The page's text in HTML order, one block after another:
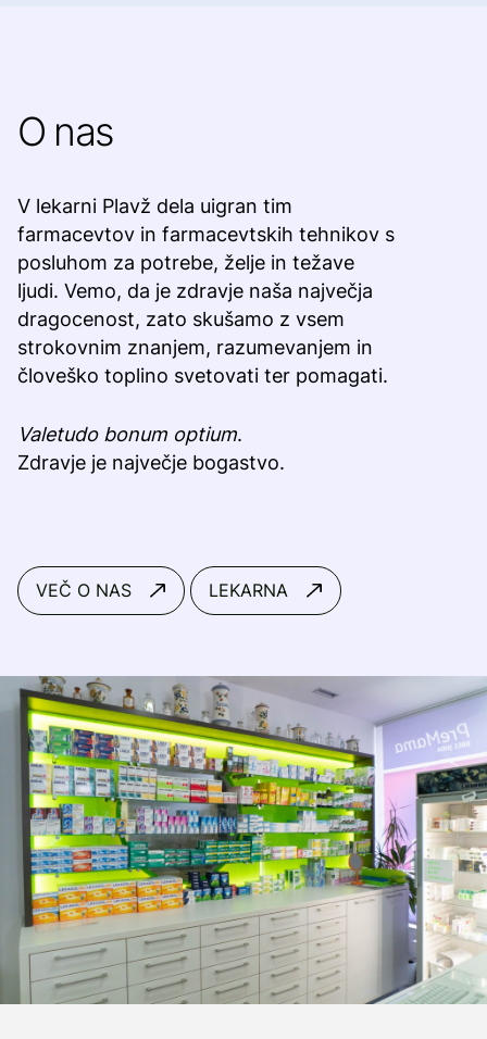
O nas
V lekarni Plavž dela uigran tim
farmacevtov in farmacevtskih tehnikov s
posluhom za potrebe, želje in težave
ljudi. Vemo, da je zdravje naša največja
dragocenost, zato skušamo z vsem
strokovnim znanjem, razumevanjem in
človeško toplino svetovati ter pomagati.
Valetudo bonum optium.
Zdravje je največje bogastvo.
VEČ O NAS LEKARNA